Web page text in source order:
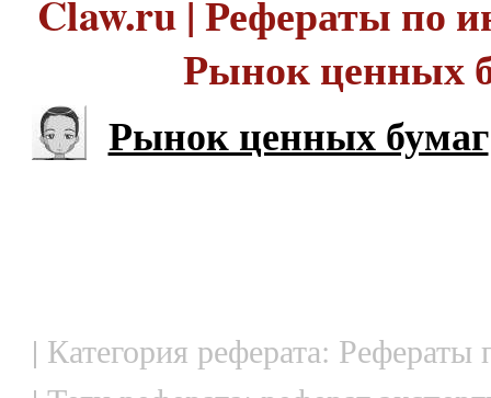
Claw.ru | Рефераты по
Рынок ценных
Рынок ценных бумаг
| Категория реферата: